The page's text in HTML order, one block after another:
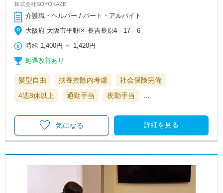
株式会社SOYOKAZE
介護職・ヘルパー / パート・アルバイト
大阪府 大阪市平野区 長吉長原4－17－6
時給 1,400円 ～ 1,420円
処遇改善あり
髪型自由 扶養控除内考慮
社会保険完備
4週8休以上
通勤手当 夜勤手当
詳細を見る
気になる